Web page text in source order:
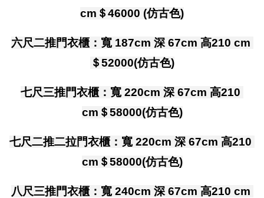
cm＄46000 (仿古色)
六尺二推門衣櫃：寬 187cm 深 67cm 高210 cm
＄52000(仿古色)
七尺三推門衣櫃：寬 220cm 深 67cm 高210
cm＄58000(仿古色)
七尺二推二拉門衣櫃：寬 220cm 深 67cm 高210
cm＄58000(仿古色)
八尺三推門衣櫃：寬 240cm 深 67cm 高210 cm